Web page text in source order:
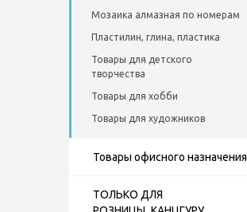
Мозаика алмазная по номерам
Пластилин, глина, пластика
Товары для детского
творчества
Товары для хобби
Товары для художников
Товары офисного назначения
ТОЛЬКО ДЛЯ